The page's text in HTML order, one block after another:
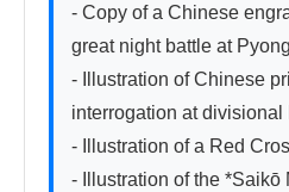
- Copy of a Chinese
great night battle at
- Illustration of Chinese
interrogation at divisional
- Illustration of a Red
- Illustration of the *Saikō